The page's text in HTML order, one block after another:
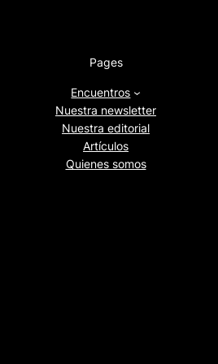
Pages
Encuentros
Nuestra newsletter
Nuestra editorial
Artículos
Quienes somos